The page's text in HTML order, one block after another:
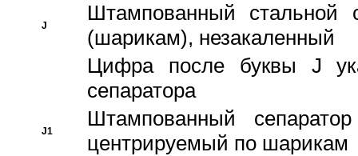
J
Штампованный стальной
(шарикам), незакаленный
Цифра после буквы J
сепаратора
J1
Штампованный
центрируемый по шарикам